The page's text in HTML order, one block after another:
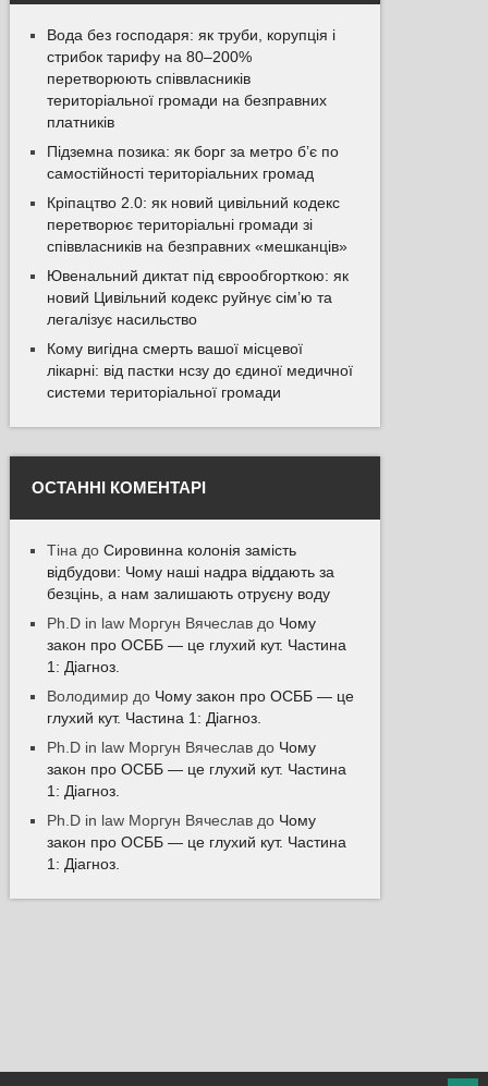
Вода без господаря: як труби, корупція і
стрибок тарифу на 80–200%
перетворюють співвласників
територіальної громади на безправних
платників
Підземна позика: як борг за метро б’є по
самостійності територіальних громад
Кріпацтво 2.0: як новий цивільний кодекс
перетворює територіальні громади зі
співвласників на безправних «мешканців»
Ювенальний диктат під єврообгорткою: як
новий Цивільний кодекс руйнує сім’ю та
легалізує насильство
Кому вигідна смерть вашої місцевої
лікарні: від пастки нсзу до єдиної медичної
системи територіальної громади
ОСТАННІ КОМЕНТАРІ
Тіна до Сировинна колонія замість
відбудови: Чому наші надра віддають за
безцінь, а нам залишають отруєну воду
Ph.D in law Моргун Вячеславдо Чому
закон про ОСББ — це глухий кут. Частина
1: Діагноз.
Володимирдо Чому закон про ОСББ — це
глухий кут. Частина 1: Діагноз.
Ph.D in law Моргун Вячеславдо Чому
закон про ОСББ — це глухий кут. Частина
1: Діагноз.
Ph.D in law Моргун Вячеславдо Чому
закон про ОСББ — це глухий кут. Частина
1: Діагноз.